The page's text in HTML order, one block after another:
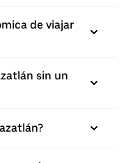
de viajar
sin un